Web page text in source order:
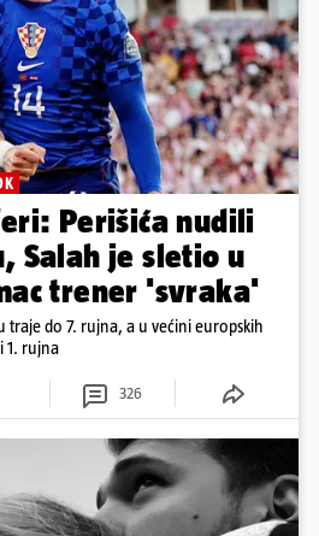
Perišića nudili
Salah je sletio u
trener 'svraka'
traje do 7. rujna, a u većini europskih
1. rujna
326